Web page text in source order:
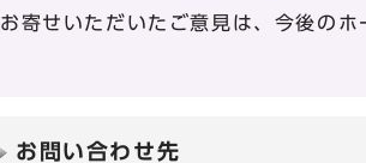
お寄せいただいたご意見は、今後のホ
お問い合わせ先